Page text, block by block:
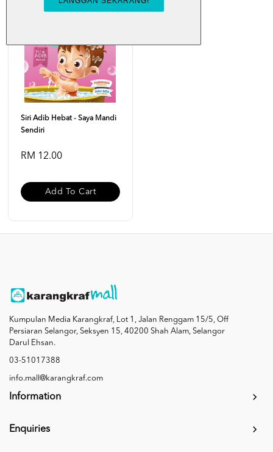
Siri Adib Hebat - Saya Mandi
Sendiri
RM 12.00
Add To Cart
Kumpulan Media Karangkraf, Lot 1, Jalan Renggam 15/5, Off
Persiaran Selangor, Seksyen 15, 40200 Shah Alam, Selangor
Darul Ehsan.
03-51017388
info.mall@karangkraf.com
Information
Enquiries